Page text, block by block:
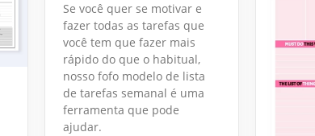
Se você quer se motivar e
fazer todas as tarefas que
você tem que fazer mais
rápido do que o habitual,
nosso fofo modelo de lista
de tarefas semanal é uma
ferramenta que pode
ajudar.